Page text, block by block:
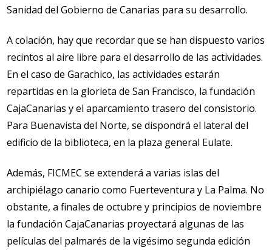
Sanidad del Gobierno de Canarias para su desarrollo.
A colación, hay que recordar que se han dispuesto varios
recintos al aire libre para el desarrollo de las actividades.
En el caso de Garachico, las actividades estarán
repartidas en la glorieta de San Francisco, la fundación
CajaCanarias y el aparcamiento trasero del consistorio.
Para Buenavista del Norte, se dispondrá el lateral del
edificio de la biblioteca, en la plaza general Eulate.
Además, FICMEC se extenderá a varias islas del
archipiélago canario como Fuerteventura y La Palma. No
obstante, a finales de octubre y principios de noviembre
la fundación CajaCanarias proyectará algunas de las
películas del palmarés de la vigésimo segunda edición